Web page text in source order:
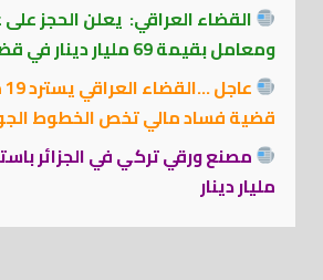
القضاء العراقي: يعلن الحجز
ومعامل بقيمة 69 مليار دينار في قضية “الجميلي”
قضية فساد مالي تخص الخطوط
مليار دينار